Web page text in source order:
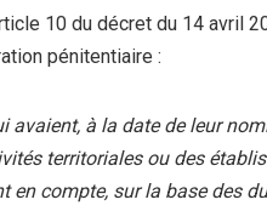
10 du décret du 14 avril
pénitentiaire :
avaient, à la date de leur
territoriales ou des
en compte, sur la base des